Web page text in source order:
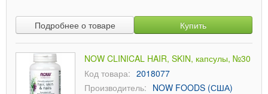
Подробнее о товаре Купить
NOW CLINICAL HAIR, SKIN, капсулы, №30
Код товара: 2018077
Производитель: NOW FOODS (США)